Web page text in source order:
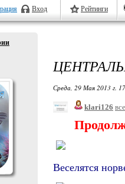
Вход Рейтинги
Среда, 29 Мая 2013 г.
klari126
Веселятся